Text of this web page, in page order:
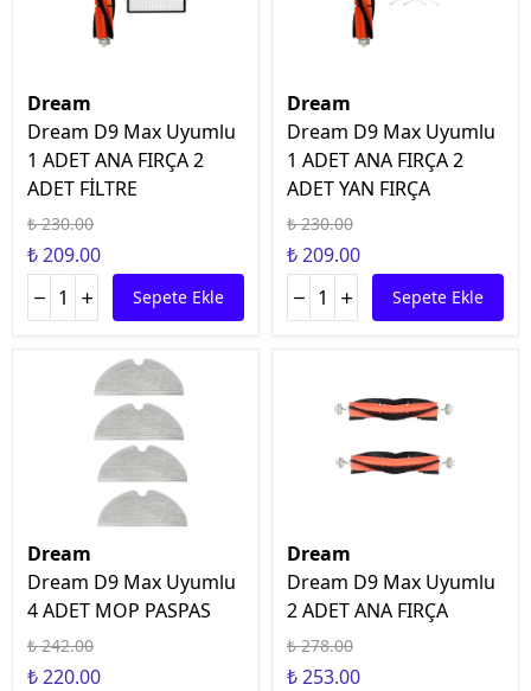
Dream
Dream D9 Max Uyumlu
1 ADET ANA FIRÇA 2
ADET FİLTRE
₺ 230.00
₺ 209.00
Sepete Ekle
Dream
Dream D9 Max Uyumlu
1 ADET ANA FIRÇA 2
ADET YAN FIRÇA
₺ 230.00
₺ 209.00
Sepete Ekle
Dream
Dream D9 Max Uyumlu
4 ADET MOP PASPAS
₺ 242.00
₺ 220.00
Dream
Dream D9 Max Uyumlu
2 ADET ANA FIRÇA
₺ 278.00
₺ 253.00